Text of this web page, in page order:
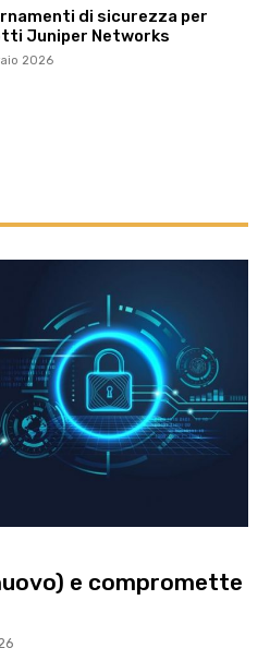
di sicurezza per
Juniper Networks
2026
e compromette